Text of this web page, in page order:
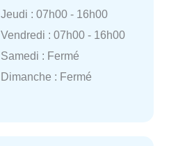
Jeudi : 07h00 - 16h00
Vendredi : 07h00 - 16h00
Samedi : Fermé
Dimanche : Fermé